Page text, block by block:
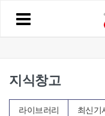
지식창고
라이브러리 최신기